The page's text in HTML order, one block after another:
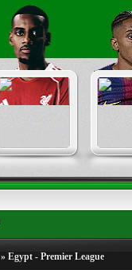
» Egypt - Premier League